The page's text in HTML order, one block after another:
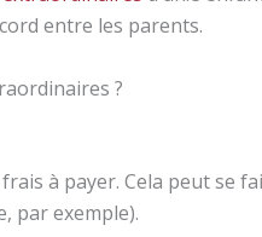
entre les parents.
?
à payer. Cela peut se
par exemple).